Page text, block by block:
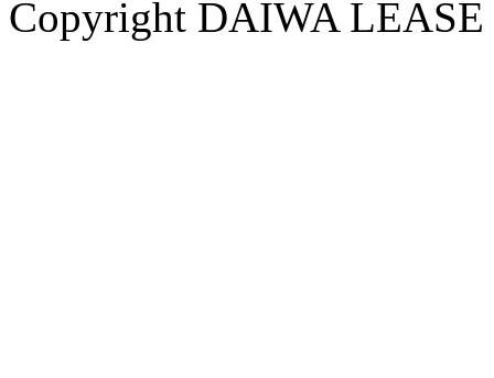
Copyright DAIWA